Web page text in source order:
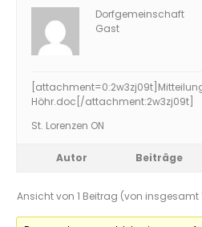
Dorfgemeinschaft
Gast
[attachment=0:2w3zj09t]
Höhr.doc [/attachment:2w3zj09t]
St. Lorenzen ON
Autor Beiträge
Ansicht von 1 Beitrag (von insgesamt